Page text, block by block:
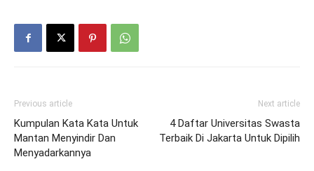
Previous article
Kumpulan Kata Kata Untuk
Mantan Menyindir Dan
Menyadarkannya
Next article
4 Daftar Universitas Swasta
Terbaik Di Jakarta Untuk Dipilih